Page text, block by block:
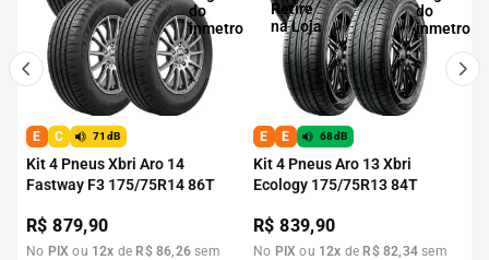
E C 71dB
Kit 4 Pneus Xbri Aro 14
Fastway F3 175/75R14 86T
R$879,90
No PIX ou 12x de R$ 86,26 sem
E E 68dB
Kit 4 Pneus Aro 13 Xbri
Ecology 175/75R13 84T
R$839,90
No PIX ou 12x de R$ 82,34 sem